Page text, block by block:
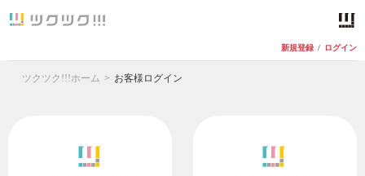
新規登録 / ログイン
ツクツク!!!ホーム お客様ログイン